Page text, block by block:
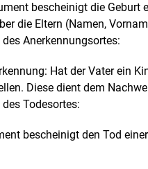
bescheinigt die
die Eltern (Namen,
Anerkennungsortes:
Hat der Vater ein
Diese dient dem
Todesortes:
bescheinigt den Tod